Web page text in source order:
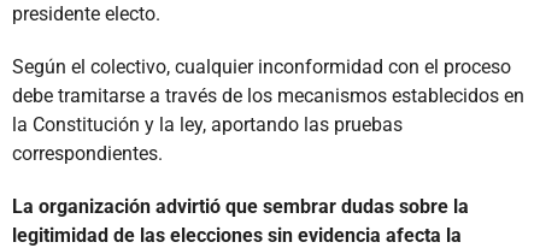
presidente electo.
Según el colectivo, cualquier inconformidad con el proceso
debe tramitarse a través de los mecanismos establecidos en
la Constitución y la ley, aportando las pruebas
correspondientes.
La organización advirtió que sembrar dudas sobre la
legitimidad de las elecciones sin evidencia afecta la